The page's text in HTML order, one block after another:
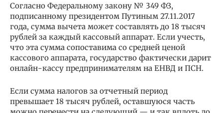
Согласно Федеральному закону № 349 ФЗ,
подписанному президентом Путиным 27.11.2017
года, сумма вычета может составлять до 18 тысяч
рублей за каждый кассовый аппарат. Если учесть,
что эта сумма сопоставима со средней ценой
кассового аппарата, государство фактически дарит
онлайн-кассу предпринимателям на ЕНВД и ПСН.
Если сумма налогов за отчетный период
превышает 18 тысяч рублей, оставшуюся часть